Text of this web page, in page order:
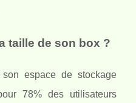
taille de son box ?
espace de stockage
78% des utilisateurs